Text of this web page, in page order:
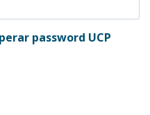
password UCP